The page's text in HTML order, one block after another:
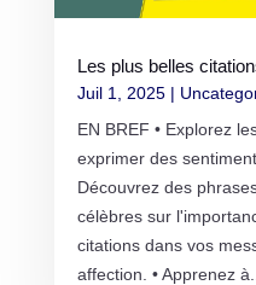
Les plus belles
Juil 1, 2025|
EN BREF • Explorez
exprimer des
Découvrez des
célèbres sur
citations dans vos
affection. • Apprenez à...